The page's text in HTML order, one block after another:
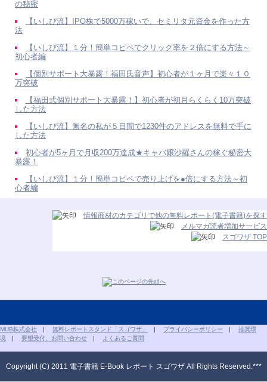
の秘密
【いしぴ流】IPO株で5000万稼いで、セミリタ元資金を作った方
法
【いしぴ流】１分！簡単コピペでクリック率を２倍にする方法～
初心者編
【個別サポート大暴露！福田氏音声】初心者が１ヶ月で楽々１０
万突破
【福田式個別サポート大暴露！】初心者が初月らくらく10万突破
した方法
【いしぴ流】無名の私が５日間で1230件のアドレスを無料で手に
した方法
初心者が5ヶ月で月収200万達成★キャバ嬢沙羅さんの稼ぐ秘密大
暴露！
【いしぴ流】１分！簡単コピペで売り上げを●倍にする方法～初
心者編
情報商材のカテゴリで他の無料レポート(電子書籍)を探す
メルマガ読者増加サービス
スゴワザ TOP
MUB株式会社 | 無料レポートスタンド「スゴワザ」 | プライバシーポリシー | 推奨環
境 | 要望受付、お問い合わせ | よくあるご質問
Copyright (C) 2011 電子書籍 E-Book レポート スゴワザ All Rights Reserved.***